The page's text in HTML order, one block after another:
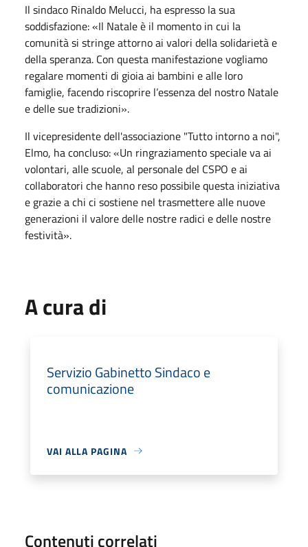
Il sindaco Rinaldo Melucci, ha espresso la sua
soddisfazione: «Il Natale è il momento in cui la
comunità si stringe attorno ai valori della solidarietà e
della speranza. Con questa manifestazione vogliamo
regalare momenti di gioia ai bambini e alle loro
famiglie, facendo riscoprire l’essenza del nostro Natale
e delle sue tradizioni».
Il vicepresidente dell'associazione "Tutto intorno a noi",
Elmo, ha concluso: «Un ringraziamento speciale va ai
volontari, alle scuole, al personale del CSPO e ai
collaboratori che hanno reso possibile questa iniziativa
e grazie a chi ci sostiene nel trasmettere alle nuove
generazioni il valore delle nostre radici e delle nostre
festività».
A cura di
Servizio Gabinetto Sindaco e
comunicazione
VAI ALLA PAGINA
Contenuti correlati